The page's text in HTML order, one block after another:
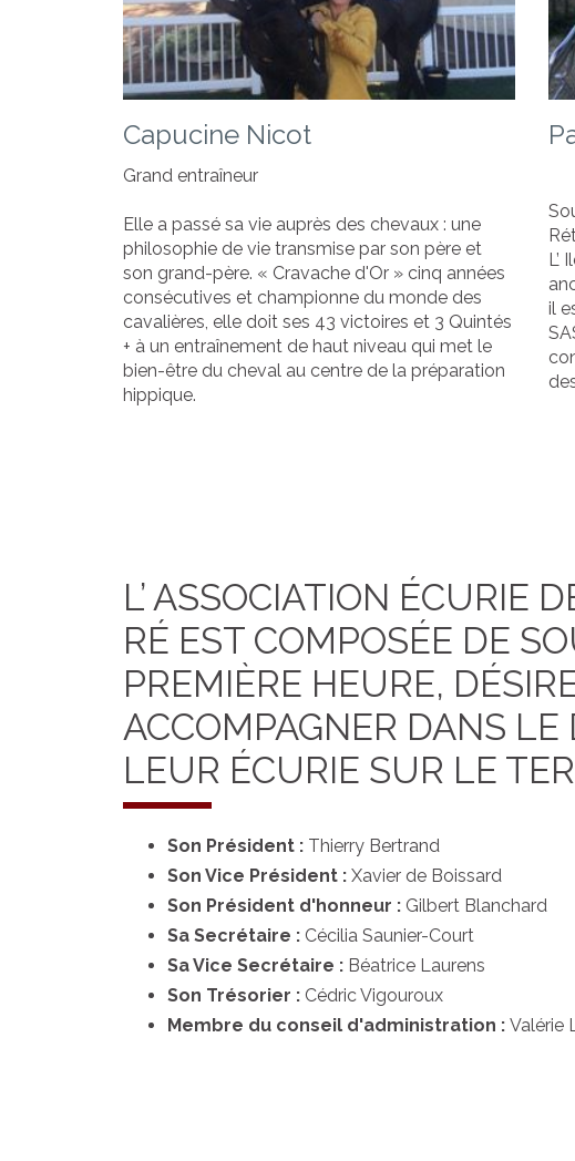
Capucine Nicot
Grand entraîneur
Elle a passé sa vie auprès des chevaux : une
philosophie de vie transmise par son père et
son grand-père. « Cravache d'Or » cinq années
consécutives et championne du monde des
cavalières, elle doit ses 43 victoires et 3 Quintés
+ à un entraînement de haut niveau qui met le
bien-être du cheval au centre de la préparation
hippique.
L’
il
L’ ASSOCIATION ÉCURIE
RÉ EST COMPOSÉE DE
PREMIÈRE HEURE,
ACCOMPAGNER DANS
LEUR ÉCURIE SUR LE
Son Président : Thierry Bertrand
Son Vice Président : Xavier de Boissard
Son Président d'honneur : Gilbert Blanchard
Sa Secrétaire : Cécilia Saunier-Court
Sa Vice Secrétaire : Béatrice Laurens
Son Trésorier : Cédric Vigouroux
Membre du conseil d'administration : Valérie